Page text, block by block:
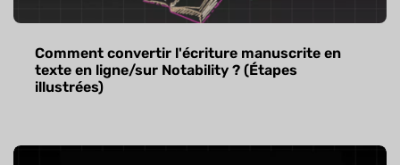
Comment convertir l'écriture manuscrite en
texte en ligne/sur Notability ? (Étapes
illustrées)